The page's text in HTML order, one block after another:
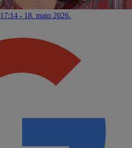
17:14 - 18. maio 2026.